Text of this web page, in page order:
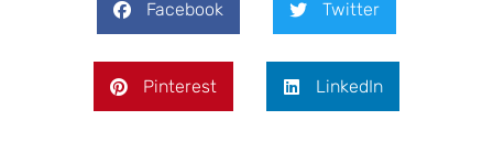
Facebook Twitter
Pinterest LinkedIn